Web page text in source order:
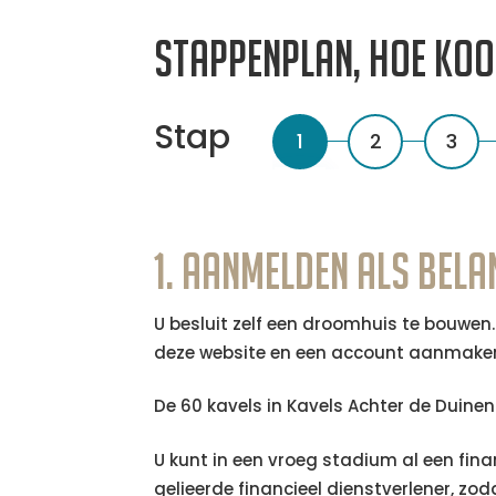
Stappenplan, hoe
1 2 3
1. Aanmelden als
U besluit zelf een droomhuis te
deze website en een account
De 60 kavels in Kavels Achter de
U kunt in een vroeg stadium al een
gelieerde financieel dienstverlener,